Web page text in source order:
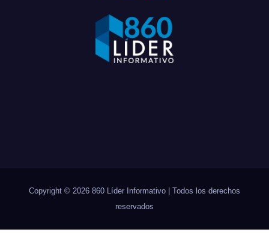
Copyright © 2026 860 Líder Informativo | Todos los derechos
reservados